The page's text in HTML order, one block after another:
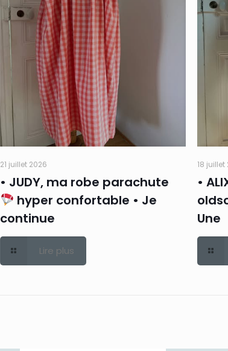
21 juillet 2026
• JUDY, ma robe parachute
hyper confortable • Je
continue
Lire plus
18 juillet
•
Une